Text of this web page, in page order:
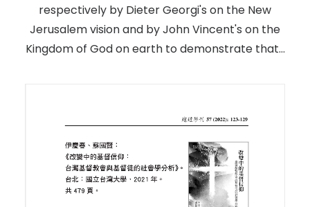
respectively by Dieter Georgi's on the New
Jerusalem vision and by John Vincent's on the
Kingdom of God on earth to demonstrate that…